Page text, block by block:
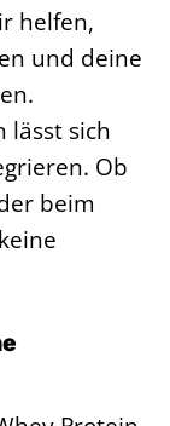
helfen,
und deine
lässt sich
Ob
beim